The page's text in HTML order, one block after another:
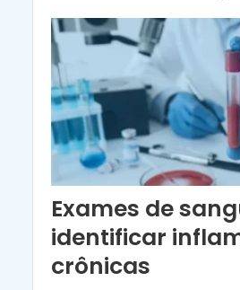
Exames de
identificar
crônicas